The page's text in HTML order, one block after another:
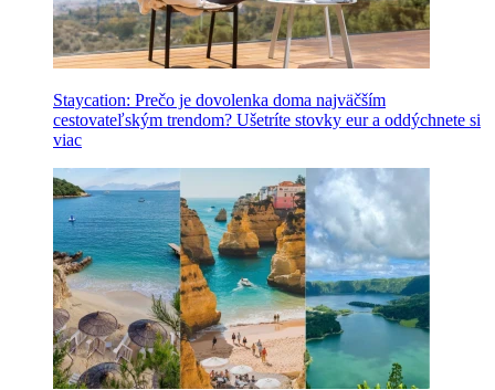
Staycation: Prečo je dovolenka doma najväčším
cestovateľským trendom? Ušetríte stovky eur a oddýchnete si
viac